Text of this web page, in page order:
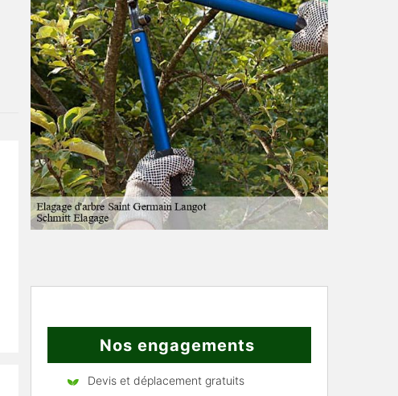
Nos engagements
Devis et déplacement gratuits